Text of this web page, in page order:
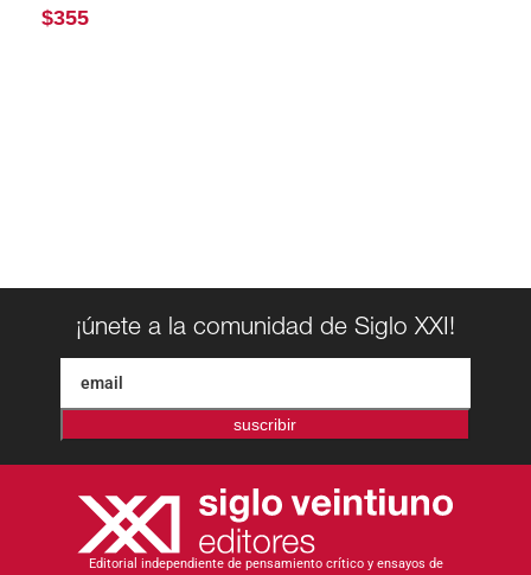
$355
¡únete a la comunidad de Siglo XXI!
suscribir
Editorial independiente de pensamiento crítico y ensayos de